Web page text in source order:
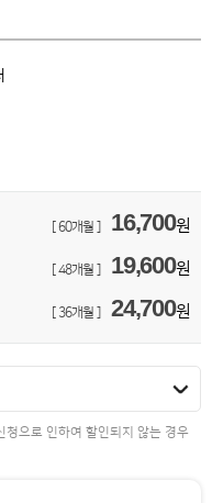
[ 60개월 ] 16,700원
[ 48개월 ] 19,600원
[ 36개월 ] 24,700원
으로 인하여 할인되지 않는 경우